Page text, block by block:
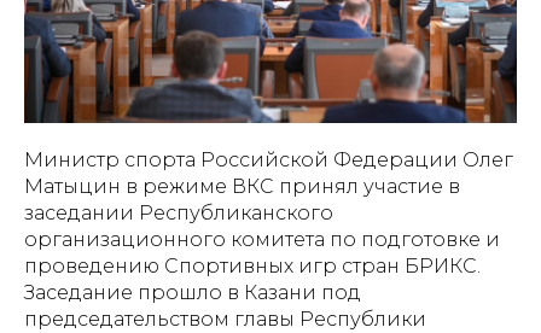
Министр спорта Российской Федерации Олег
Матыцин в режиме ВКС принял участие в
заседании Республиканского
организационного комитета по подготовке и
проведению Спортивных игр стран БРИКС.
Заседание прошло в Казани под
председательством главы Республики